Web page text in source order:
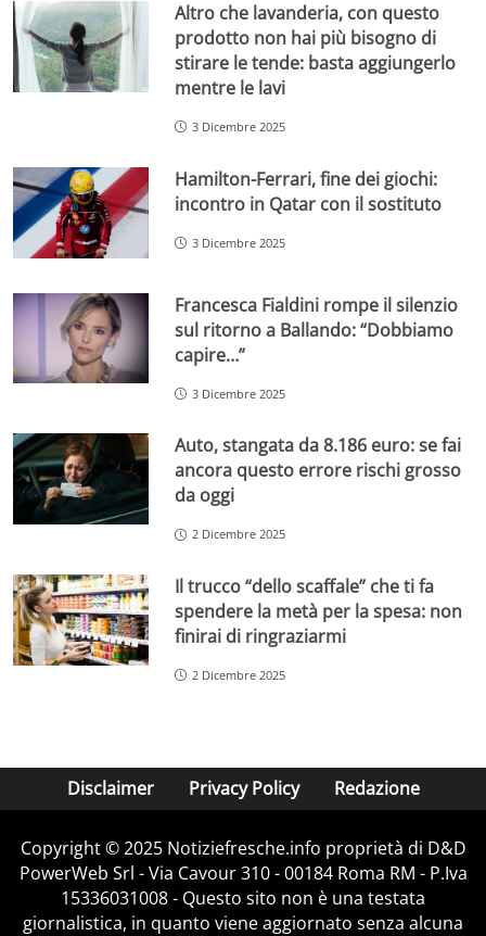
Altro che lavanderia, con questo
prodotto non hai più bisogno di
stirare le tende: basta aggiungerlo
mentre le lavi
3 Dicembre 2025
Hamilton-Ferrari, fine dei giochi:
incontro in Qatar con il sostituto
3 Dicembre 2025
Francesca Fialdini rompe il silenzio
sul ritorno a Ballando: “Dobbiamo
capire…”
3 Dicembre 2025
Auto, stangata da 8.186 euro: se fai
ancora questo errore rischi grosso
da oggi
2 Dicembre 2025
Il trucco “dello scaffale” che ti fa
spendere la metà per la spesa: non
finirai di ringraziarmi
2 Dicembre 2025
Disclaimer Privacy Policy Redazione
Copyright © 2025 Notiziefresche.info proprietà di D&D
PowerWeb Srl - Via Cavour 310 - 00184 Roma RM - P.Iva
15336031008 - Questo sito non è una testata
giornalistica, in quanto viene aggiornato senza alcuna